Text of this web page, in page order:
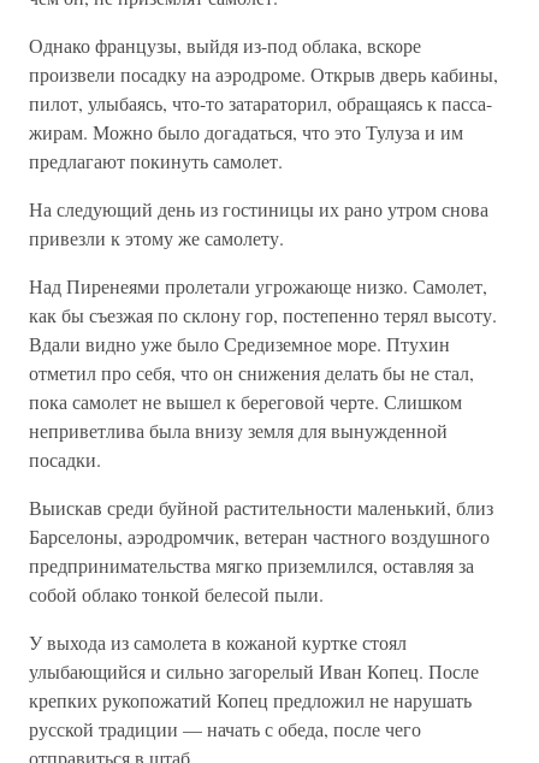
Однако французы, выйдя из-под облака, вскоре
произвели посадку на аэродроме. Открыв дверь кабины,
пилот, улыбаясь, что-то затараторил, обращаясь к пасса-
жирам. Можно было догадаться, что это Тулуза и им
предлагают покинуть самолет.
На следующий день из гостиницы их рано утром снова
привезли к этому же самолету.
Над Пиренеями пролетали угрожающе низко. Самолет,
как бы съезжая по склону гор, постепенно терял высоту.
Вдали видно уже было Средиземное море. Птухин
отметил про себя, что он снижения делать бы не стал,
пока самолет не вышел к береговой черте. Слишком
неприветлива была внизу земля для вынужденной
посадки.
Выискав среди буйной растительности маленький, близ
Барселоны, аэродромчик, ветеран частного воздушного
предпринимательства мягко приземлился, оставляя за
собой облако тонкой белесой пыли.
У выхода из самолета в кожаной куртке стоял
улыбающийся и сильно загорелый Иван Копец. После
крепких рукопожатий Копец предложил не нарушать
русской традиции — начать с обеда, после чего
отправиться в штаб.